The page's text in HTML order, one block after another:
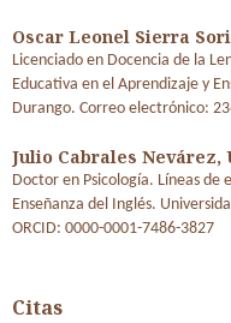
Oscar Leonel Sierra
Licenciado en Docencia de la
Educativa en el Aprendizaje y
Durango. Correo electrónico:
Julio Cabrales Nevárez,
Doctor en Psicología. Líneas de
Enseñanza del Inglés.
ORCID: 0000-0001-7486-3827
Citas